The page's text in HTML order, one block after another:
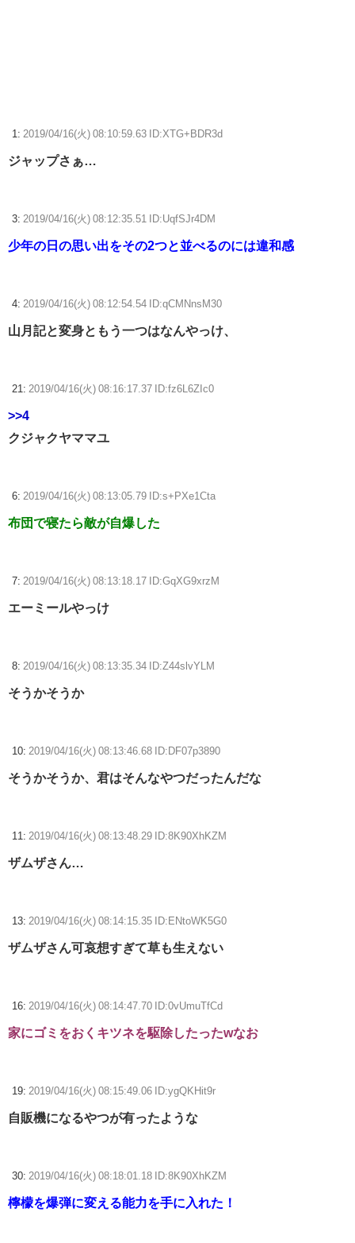
『ソニーが嫌い』←まあわかる『ソニー信者が嫌い』←まあわかる『任
天堂信者が嫌い』←まあわかる
【ウマ娘】ディザイアの謎ポーズ、完全にアレと一致ｗｗｗ
1: 2019/04/16(火) 08:10:59.63 ID:XTG+BDR3d
ジャップさぁ…
3: 2019/04/16(火) 08:12:35.51 ID:UqfSJr4DM
少年の日の思い出をその2つと並べるのには違和感
4: 2019/04/16(火) 08:12:54.54 ID:qCMNnsM30
山月記と変身ともう一つはなんやっけ、
21: 2019/04/16(火) 08:16:17.37 ID:fz6L6ZIc0
>>4
クジャクヤママユ
6: 2019/04/16(火) 08:13:05.79 ID:s+PXe1Cta
布団で寝たら敵が自爆した
7: 2019/04/16(火) 08:13:18.17 ID:GqXG9xrzM
エーミールやっけ
8: 2019/04/16(火) 08:13:35.34 ID:Z44slvYLM
そうかそうか
10: 2019/04/16(火) 08:13:46.68 ID:DF07p3890
そうかそうか、君はそんなやつだったんだな
11: 2019/04/16(火) 08:13:48.29 ID:8K90XhKZM
ザムザさん…
13: 2019/04/16(火) 08:14:15.35 ID:ENtoWK5G0
ザムザさん可哀想すぎて草も生えない
16: 2019/04/16(火) 08:14:47.70 ID:0vUmuTfCd
家にゴミをおくキツネを駆除したったwなお
19: 2019/04/16(火) 08:15:49.06 ID:ygQKHit9r
自販機になるやつが有ったような
30: 2019/04/16(火) 08:18:01.18 ID:8K90XhKZM
檸檬を爆弾に変える能力を手に入れた！